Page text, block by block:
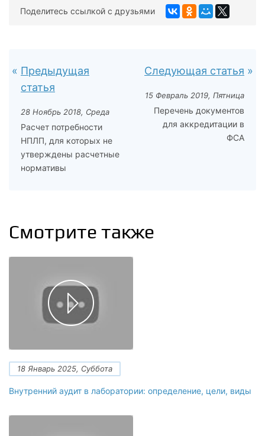
Поделитесь ссылкой с друзьями
Предыдущая
статья
28 Ноябрь 2018, Среда
Расчет потребности
НПЛП, для которых не
утверждены расчетные
нормативы
Следующая статья
15 Февраль 2019, Пятница
Перечень документов
для аккредитации в
ФСА
Смотрите также
18 Январь 2025, Суббота
Внутренний аудит в лаборатории: определение, цели, виды